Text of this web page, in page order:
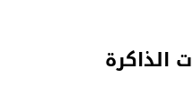
الذاكرة